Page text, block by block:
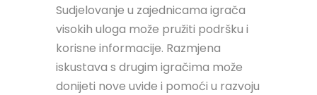
Sudjelovanje u zajednicama igrača
visokih uloga može pružiti podršku i
korisne informacije. Razmjena
iskustava s drugim igračima može
donijeti nove uvide i pomoći u razvoju